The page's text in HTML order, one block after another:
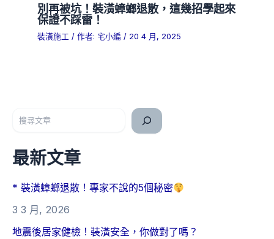
別再被坑！裝潢蟑螂退散，這幾招學起來
保證不踩雷！
裝潢施工 / 作者: 宅小編/ 20 4 月, 2025
最新文章
* 裝潢蟑螂退散！專家不說的5個秘密
3 3 月, 2026
地震後居家健檢！裝潢安全，你做對了嗎？